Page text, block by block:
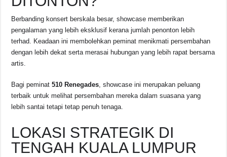
Berbanding konsert berskala besar, showcase memberikan
pengalaman yang lebih eksklusif kerana jumlah penonton lebih
terhad. Keadaan ini membolehkan peminat menikmati persembahan
dengan lebih dekat serta merasai hubungan yang lebih rapat bersama
artis.
Bagi peminat510 Renegades, showcase ini merupakan peluang
terbaik untuk melihat persembahan mereka dalam suasana yang
lebih santai tetapi tetap penuh tenaga.
LOKASI STRATEGIK DI
TENGAH KUALA LUMPUR